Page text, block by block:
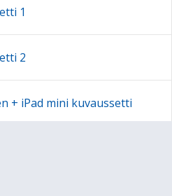
1
2
+ iPad mini kuvaussetti